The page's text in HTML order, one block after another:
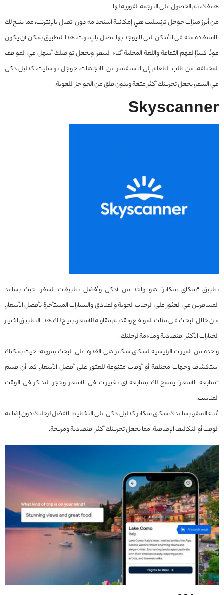
هاتفك، ثم الحصول على الترجمة الفورية لها.
من أبرز ميزات جوجل ترنسليت هي إمكانية استخدامه دون اتصال بالإنترنت، مما يتيح لك
الاستفادة منه في الأماكن التي لا يوجد بها اتصال بالإنترنت. هذا التطبيق يمكن أن يكون
عونًا كبيرًا لفهم الثقافة واللغة المحلية أثناء السفر، ويجعل تواصلك أسهل في المواقف
المختلفة، من طلب الطعام إلى الاستفسار عن الاتجاهات. جوجل ترنسليت، كدليل ذكي
في السفر، يجعل تجربتك أكثر متعة وبدون قلق من الحواجز اللغوية.
Skyscanner
تطبيق “سكاي سكانر” هو واحد من أذكى وأفضل تطبيقات السفر، حيث يساعد
المسافرين في العثور على الرحلات الجوية والفنادق والسيارات المستأجرة بأفضل الأسعار.
من خلال البحث في مئات المواقع وتقديم مقارنة للأسعار، يتيح لك هذا التطبيق اختيار
الخيارات الأكثر اقتصادية وملاءمة لرحلتك.
واحدة من الميزات الرئيسية لسكاي سكانر هي القدرة على البحث بمرونة؛ حيث يمكنك
استكشاف وجهات مختلفة أو أوقات متنوعة للعثور على أفضل الأسعار. كما أن قسم
“متابعة الأسعار” يسمح لك بمتابعة أي تغييرات في الأسعار وحجز التذاكر في الوقت
المناسب.
أثناء السفر، يساعدك سكاي سكانر كدليل ذكي على التخطيط الأفضل لرحلتك دون إضاعة
الوقت أو التكاليف الإضافية، مما يجعل تجربتك أكثر اقتصادية ومريحة.